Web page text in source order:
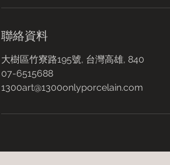
聯絡資料
大樹區竹寮路195號, 台灣高雄, 840
07-6515688
1300art@1300onlyporcelain.com